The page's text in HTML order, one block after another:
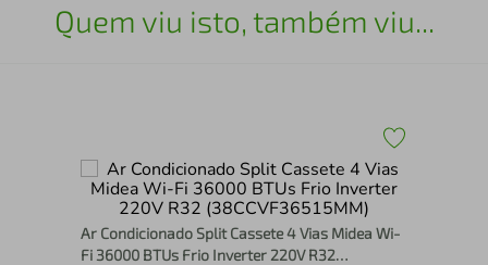
Quem viu isto, também viu...
Ar Condicionado Split Cassete 4 Vias Midea Wi-
Fi 36000 BTUs Frio Inverter 220V R32